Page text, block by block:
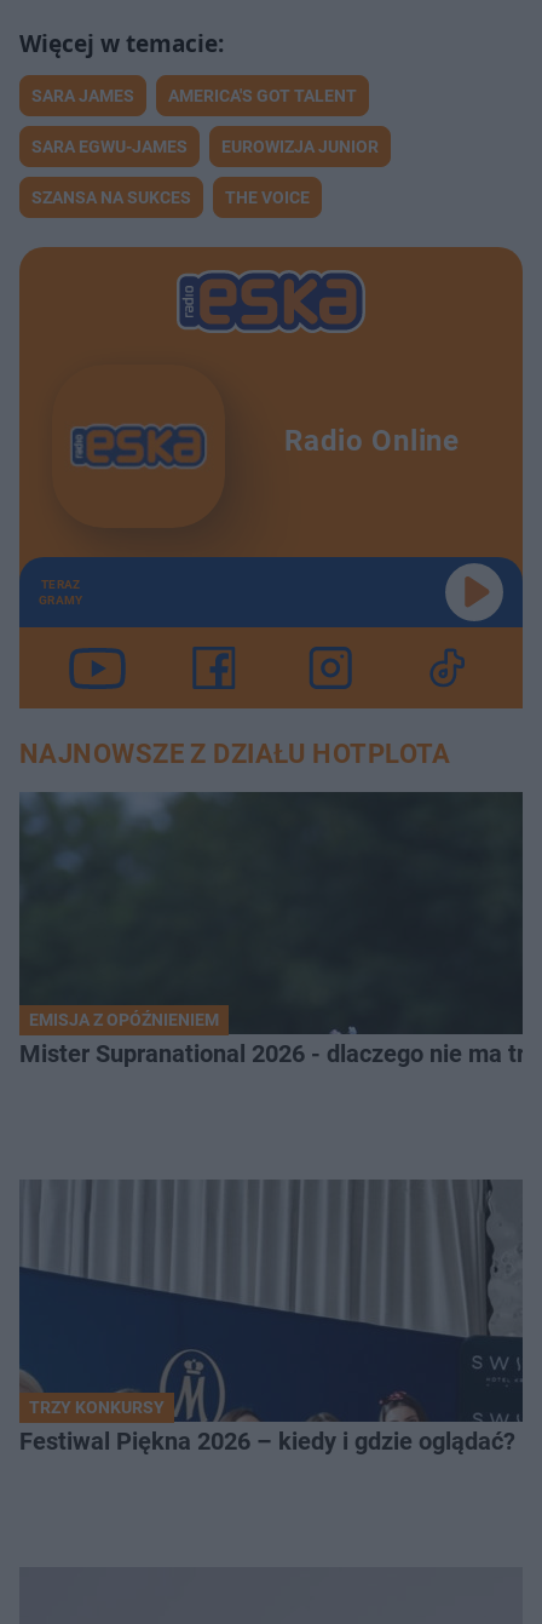
SARA JAMES AMERICA'S GOT TALENT
SARA EGWU-JAMES EUROWIZJA JUNIOR
SZANSA NA SUKCES THE VOICE
Radio Online
TERAZ
GRAMY
NAJNOWSZE Z DZIAŁU HOTPLOTA
EMISJA Z OPÓŹNIENIEM
Mister Supranational 2026 - dlaczego nie ma
TRZY KONKURSY
Festiwal Piękna 2026 – kiedy i gdzie oglądać?